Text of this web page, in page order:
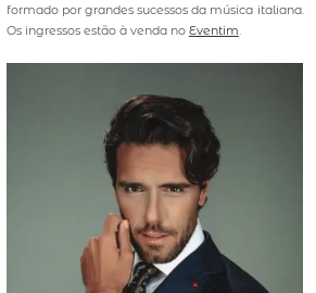
formado por grandes sucessos da música italiana.
Os ingressos estão à venda no Eventim.